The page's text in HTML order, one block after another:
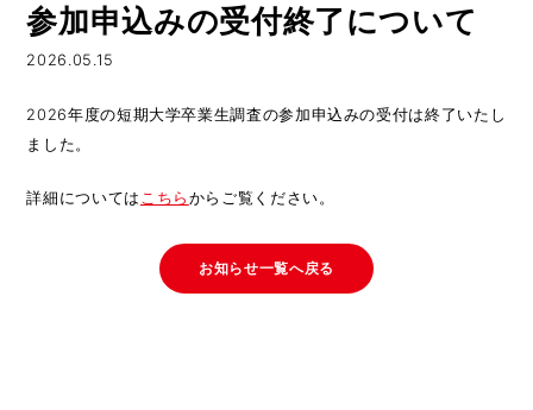
参加申込みの受付終了について
2026.05.15
2026年度の短期大学卒業生調査の参加申込みの受付は終了いたし
ました。
詳細については こちら からご覧ください。
お知らせ一覧へ戻る